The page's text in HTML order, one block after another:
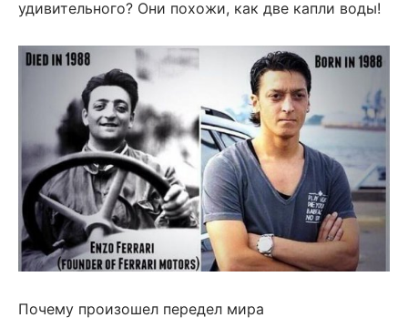
удивительного? Они похожи, как две капли воды!
Почему произошел передел мира